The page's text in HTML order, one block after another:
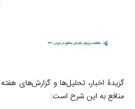
گزیدۀ اخبار، تحلیل‌ها و گزارش‌های
منافع به این شرح است: